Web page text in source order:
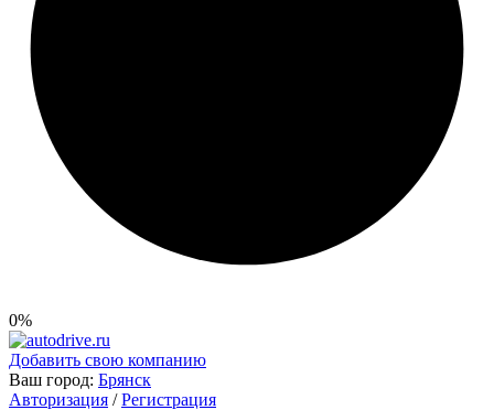
0%
Добавить свою компанию
Ваш город: Брянск
Авторизация / Регистрация